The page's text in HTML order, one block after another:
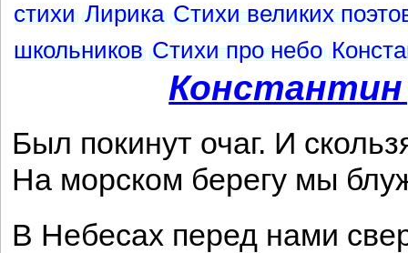
стихи Лирика Стихи великих
школьников Стихи про небо
Был покинут очаг. И
На морском берегу мы
В Небесах перед нами